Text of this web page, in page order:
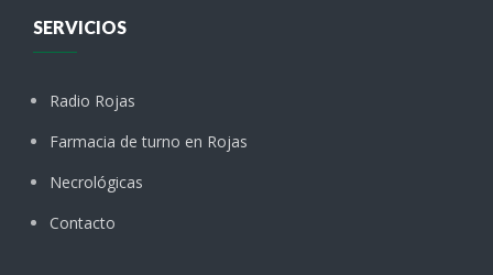
SERVICIOS
Radio Rojas
Farmacia de turno en Rojas
Necrológicas
Contacto